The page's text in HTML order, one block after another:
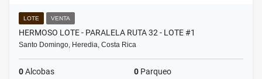
LOTE VENTA
HERMOSO LOTE - PARALELA RUTA 32 - LOTE #1
Santo Domingo, Heredia, Costa Rica
0Alcobas 0 Parqueo